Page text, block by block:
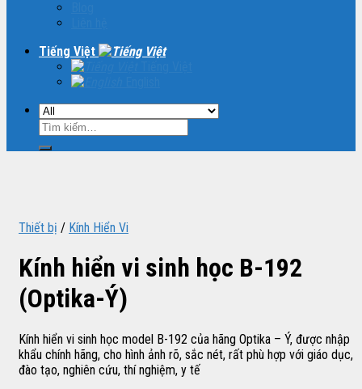
Tiếng Việt
Tìm
kiếm:
Thiết bị / Kính Hiển Vi
Kính hiển vi sinh học B-192
(Optika-Ý)
Kính hiển vi sinh học model B-192 của hãng Optika – Ý, được nhập
khẩu chính hãng, cho hình ảnh rõ, sắc nét, rất phù hợp với giáo dục,
đào tạo, nghiên cứu, thí nghiệm, y tế